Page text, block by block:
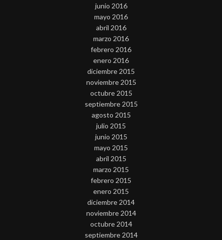
junio 2016
mayo 2016
abril 2016
marzo 2016
febrero 2016
enero 2016
diciembre 2015
noviembre 2015
octubre 2015
septiembre 2015
agosto 2015
julio 2015
junio 2015
mayo 2015
abril 2015
marzo 2015
febrero 2015
enero 2015
diciembre 2014
noviembre 2014
octubre 2014
septiembre 2014